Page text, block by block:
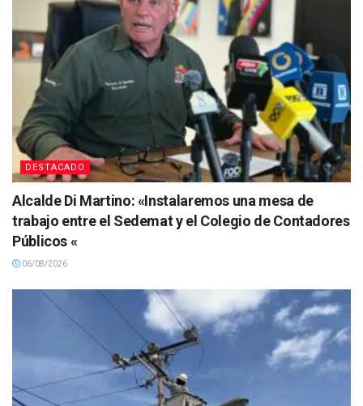
DESTACADO
Alcalde Di Martino: «Instalaremos una mesa de
trabajo entre el Sedemat y el Colegio de Contadores
Públicos «
06/08/2026